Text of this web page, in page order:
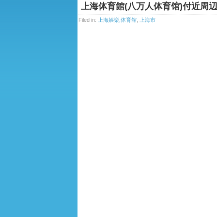
上海体育館(八万人体育馆)付近周
Filed in: 上海娯楽,体育館 上海市